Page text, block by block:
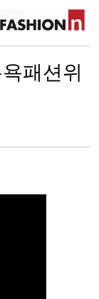
패션위